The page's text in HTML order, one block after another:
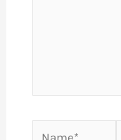
Name*